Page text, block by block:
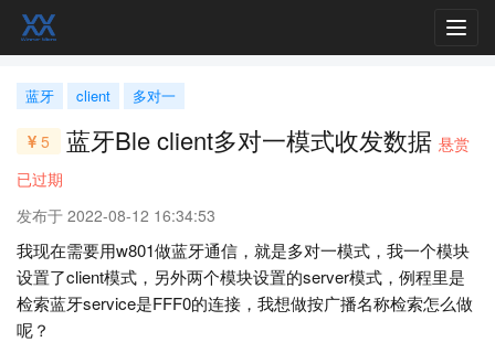
蓝牙 client 多对一
5 蓝牙Ble client多对一模式收发数据 悬赏
已过期
发布于 2022-08-12 16:34:53
我现在需要用w801做蓝牙通信，就是多对一模式，我一个模块
设置了client模式，另外两个模块设置的server模式，例程里是
检索蓝牙service是FFF0的连接，我想做按广播名称检索怎么做
呢？